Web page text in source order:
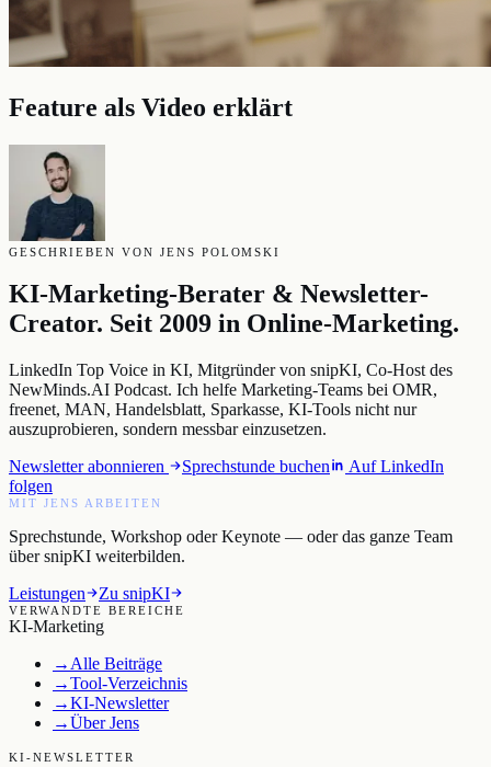
Feature als Video erklärt
GESCHRIEBEN VON JENS POLOMSKI
KI-Marketing-Berater & Newsletter-
Creator. Seit 2009 in Online-Marketing.
LinkedIn Top Voice in KI, Mitgründer von snipKI, Co-Host des
NewMinds.AI Podcast. Ich helfe Marketing-Teams bei OMR,
freenet, MAN, Handelsblatt, Sparkasse, KI-Tools nicht nur
auszuprobieren, sondern messbar einzusetzen.
Newsletter abonnieren
Sprechstunde buchen
Auf LinkedIn
folgen
MIT JENS ARBEITEN
Sprechstunde, Workshop oder Keynote — oder das ganze Team
über snipKI weiterbilden.
Leistungen
Zu snipKI
VERWANDTE BEREICHE
KI-Marketing
→ Alle Beiträge
→Tool-Verzeichnis
→KI-Newsletter
→Über Jens
KI-NEWSLETTER